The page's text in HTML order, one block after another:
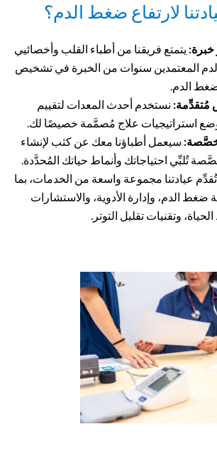
لارتفاع ضغط الدم؟
خبرة: يتمتع فريقنا من أطباء القلب وأخصائيي
المعتمدين سنوات من الخبرة في تشخيص
ضغط الدم.
مُتقدِّمة: نستخدم أحدث المعدات لتقييم
استراتيجيات علاج مُصمَّمة خصيصًا لك.
سيعمل أطباؤنا معك عن كثب لإنشاء
تُلبِّي احتياجاتك وأنماط حياتك المُحدَّدة.
تُقدِّم عيادتنا مجموعة واسعة من الخدمات، بما
ضغط الدم، وإدارة الأدوية، والاستشارات
وتقنيات تقليل التوتر.